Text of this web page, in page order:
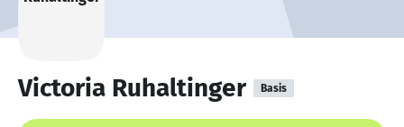
Victoria Ruhaltinger Basis